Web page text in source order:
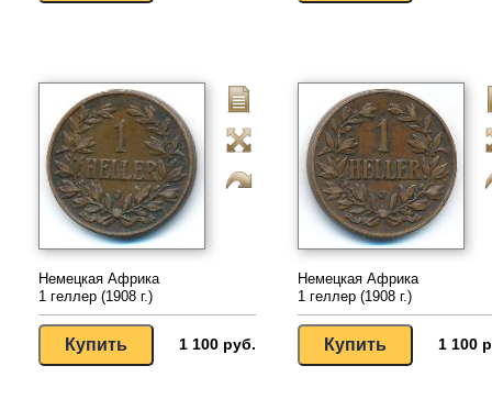
Немецкая Африка
1 геллер (1908 г.)
1 100 руб.
Немецкая Африка
1 геллер (1908 г.)
1 100